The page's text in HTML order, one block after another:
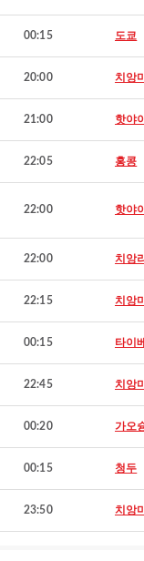
00:15 도쿄
20:00 치앙
21:00 핫야
22:05 홍콩
22:00 핫야
22:00 치앙
22:15 치앙
00:15 타이
22:45 치앙
00:20 가오
00:15 청두
23:50 치앙